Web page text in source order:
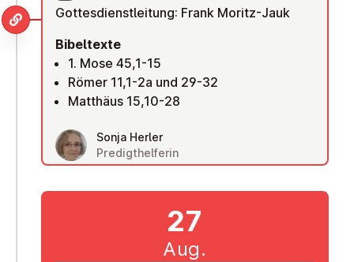
Gottesdienstleitung: Frank Moritz-Jauk
Bibeltexte
1. Mose 45,1-15
Römer 11,1-2a und 29-32
Matthäus 15,10-28
Sonja Herler
Predigthelferin
27
Aug.